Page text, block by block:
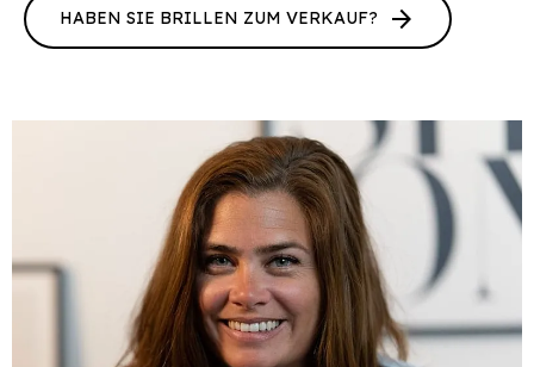
HABEN SIE BRILLEN ZUM VERKAUF? arrow_forward